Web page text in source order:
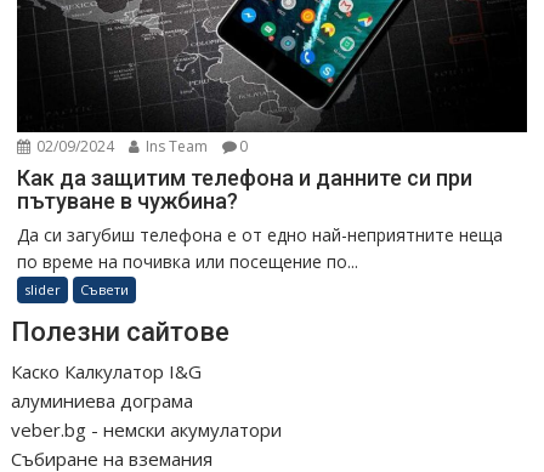
02/09/2024 Ins Team 0
Как да защитим телефона и данните си при
пътуване в чужбина?
Да си загубиш телефона е от едно най-неприятните неща
по време на почивка или посещение по...
slider Съвети
Полезни сайтове
Каско Калкулатор I&G
алуминиева дограма
veber.bg - немски акумулатори
Събиране на вземания